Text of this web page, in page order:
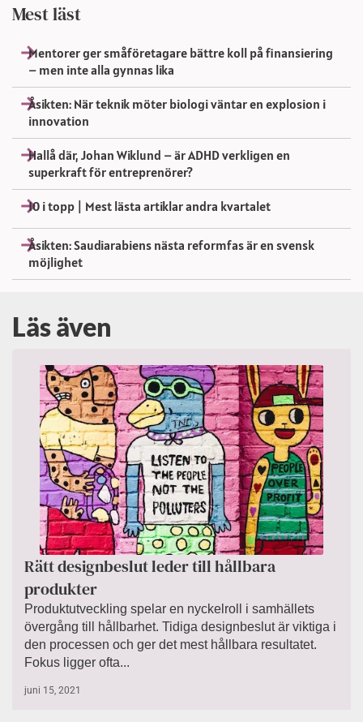
Mest läst
Mentorer ger småföretagare bättre koll på finansiering
– men inte alla gynnas lika
Åsikten: När teknik möter biologi väntar en explosion i
innovation
Hallå där, Johan Wiklund – är ADHD verkligen en
superkraft för entreprenörer?
10 i topp | Mest lästa artiklar andra kvartalet
Åsikten: Saudiarabiens nästa reformfas är en svensk
möjlighet
Läs även
Rätt designbeslut leder till hållbara
produkter
Produktutveckling spelar en nyckelroll i samhällets
övergång till hållbarhet. Tidiga designbeslut är viktiga i
den processen och ger det mest hållbara resultatet.
Fokus ligger ofta...
juni 15, 2021